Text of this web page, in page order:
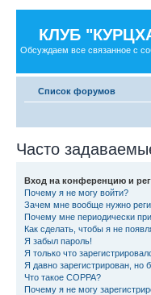
КЛУБ
Обсуждаем все связанное с
Список форумов
Часто
Вход на конференцию и
Почему я не могу войти?
Зачем мне вообще нужно
Почему мне периодически
Как сделать, чтобы я не
Я забыл пароль!
Я только что
Я давно зарегистрирован, но
Что такое COPPA?
Почему я не могу